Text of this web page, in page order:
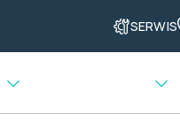
SERWIS